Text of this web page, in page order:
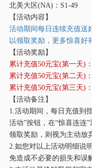
北美大区(NA)：S1-49
【活动内容】
活动期间每日连续充值送
以领取奖励，更多惊喜好
【活动奖励】
累计充值50元宝(第一天)
累计充值50元宝(第二天)
累计充值50元宝(第三天)
【活动备注】
1.活动期间，每日充值到
活动”按钮，在“惊喜连连
领取奖励，则视为主动放
2.如您对以上活动明细说
免造成不必要的损失和误